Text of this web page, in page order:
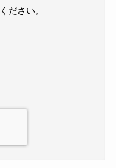
ださい。